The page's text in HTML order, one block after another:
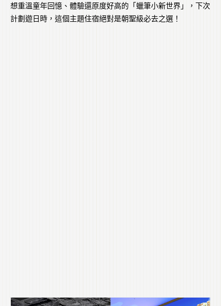
想重溫童年回憶、體驗還原度好高的「蠟筆小新世界」，下次
計劃遊日時，這個主題住宿絕對是朝聖級必去之選！